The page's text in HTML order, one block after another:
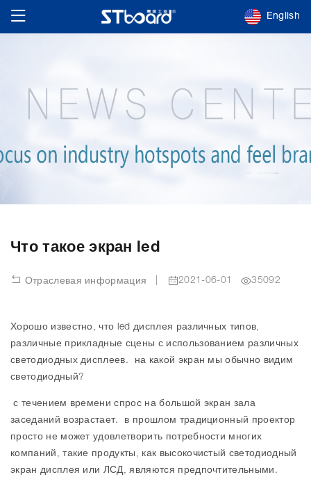
English
Что такое экран led
Отраслевая информация 2021-06-01 35092
Хорошо известно, что led дисплея различных типов,
различные прикладные сцены с использованием различных
светодиодных дисплеев. на какой экран мы обычно видим
светодиодный?
с течением времени спрос на большой экран зала
заседаний возрастает. в прошлом традиционный проектор
просто не может удовлетворить потребности многих
компаний, такие продукты, как высокочистый светодиодный
экран дисплея или ЛСД, являются предпочтительными.